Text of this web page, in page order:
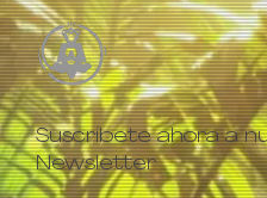
Suscríbete ahora a
Newsletter